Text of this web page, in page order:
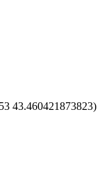
43.460421873823)